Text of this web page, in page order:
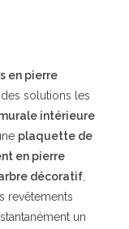
en pierre
des solutions les
intérieure
plaquette de
en pierre
décoratif
revêtements
un